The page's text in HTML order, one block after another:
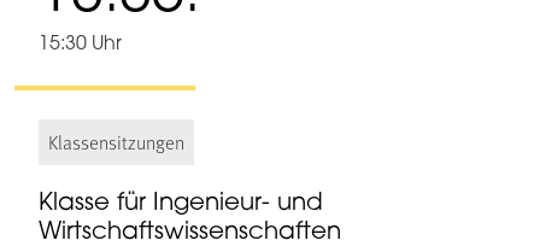
15:30 Uhr
Klassensitzungen
Klasse für Ingenieur- und
Wirtschaftswissenschaften